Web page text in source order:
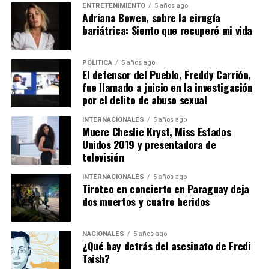
las reuniones se realizaban por facultades o carreras
específicas. En esta ocasión, el evento congregará a
graduados de todas las áreas del conocimiento,
consolidándose como una gran celebración institucional
que busca fortalecer la comunidad UTPL Alumni.
Santos señaló que mantener una relación permanente
universidad. Explicó que actualmente la institución
cuenta con más de 120.000 graduados, distribuidos en
diferentes provincias del Ecuador y varios países del
mundo, muchos de los cuales desempeñan funciones de
liderazgo en instituciones públicas, empresas privadas,
organizaciones no gubernamentales y centros
académicos.
Indicó que este vínculo permite retroalimentar los
procesos de formación universitaria, actualizar los
ENTRETENIMIENTO 5 años ago
Adriana Bowen, sobre la cirugía
bariátrica: Siento que recuperé mi vida
POLITICA 5 años ago
El defensor del Pueblo, Freddy Carrión,
fue llamado a juicio en la investigación
por el delito de abuso sexual
INTERNACIONALES 5 años ago
Muere Cheslie Kryst, Miss Estados
Unidos 2019 y presentadora de
televisión
INTERNACIONALES 5 años ago
Tiroteo en concierto en Paraguay deja
dos muertos y cuatro heridos
NACIONALES 5 años ago
¿Qué hay detrás del asesinato de Fredi
Taish?